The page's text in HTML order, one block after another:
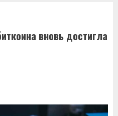
вновь достигла